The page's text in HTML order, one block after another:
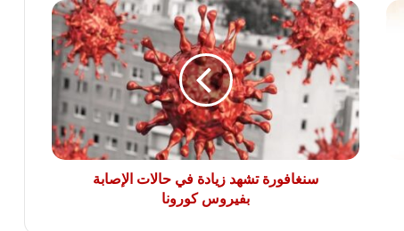
بين الحرب والسلام.. هل تنجح الجهود
الأممية فى إنهاء أزمة السودان؟
الأردن يؤيد بيان مصر وقطر وتركيا بإدانة
الانتهاكات الإسرائيلية فى غزة
سنغافورة
تشهد
زيادة
في
حالات
الإصابة
بفيروس
كورونا
سنغافورة تشهد زيادة في حالات الإصابة
بفيروس كورونا